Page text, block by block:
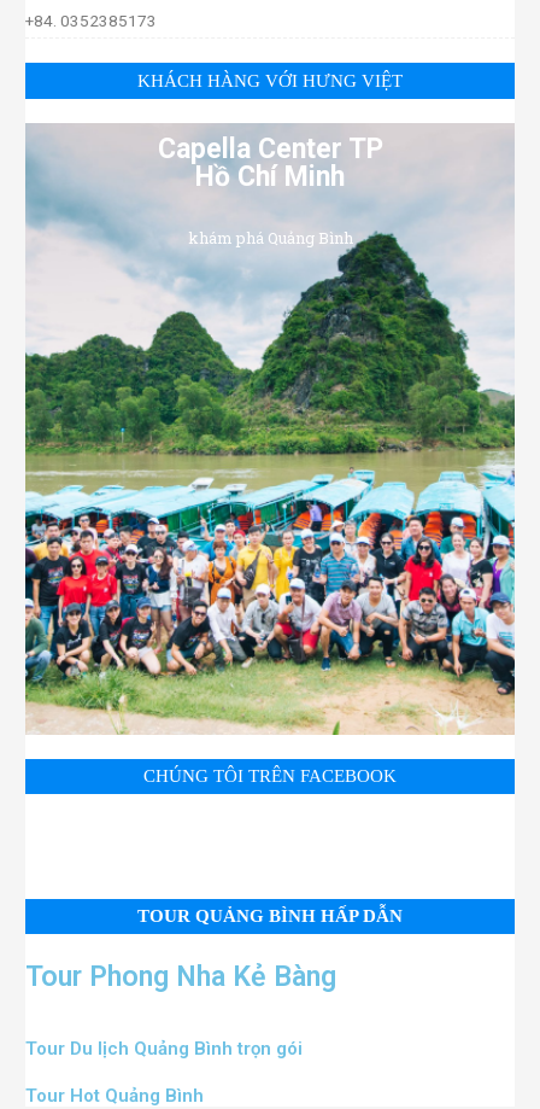
+84. 0352385173
KHÁCH HÀNG VỚI HƯNG VIỆT
Capella Center TP
Hồ Chí Minh
khám phá Quảng Bình
CHÚNG TÔI TRÊN FACEBOOK
TOUR QUẢNG BÌNH HẤP DẪN
Tour Phong Nha Kẻ Bàng
Tour Du lịch Quảng Bình trọn gói
Tour Hot Quảng Bình